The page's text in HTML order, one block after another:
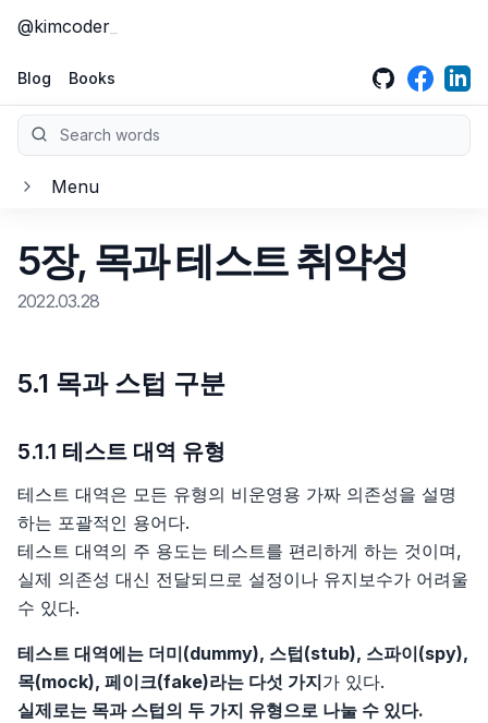
@kimcoder
Blog Books GitHubLinkedIn
Search words
Menu
소개
1부, 소개
4부, 컴포넌트 원칙
5부, 아키텍처
클린 코드
소개
3장, 함수
4장, 주석
5장, 형식 맞추기
7장, 오류 처리
2장 기술지식
3장 커뮤니케이션
4장 제약 조건
6장 호기심
이펙티브 엔지니어
1부, 올바른 마인드셋을 갖춰라
2부, 실행, 실행, 실행
3부, 장기적인 가치를 구축하라
이펙티브 타입스크립트
소개
2장 타입스크립트의 타입 시스템
3장 타입 추론
5장 any 다루기
웹 개발자를 위한 자바스크립트의 모든 것
소개
1장 ES2015부터 ES2020까지 그리고 그 이후의 새로운
장난감
2장 블록 스코프 선언: let과 const
3장 새로운 함수 기능
함수형 사고
소개
2장, 전환
러닝 고
2장 기본 데이터 타입과 선언
리팩터링
소개
소프트웨어 아키텍처 101
5장, 목과 테스트 취약성
2022.03.28
5.1 목과 스텁 구분
5.1.1 테스트 대역 유형
테스트 대역은 모든 유형의 비운영용 가짜 의존성을 설명
하는 포괄적인 용어다.
테스트 대역의 주 용도는 테스트를 편리하게 하는 것이며,
실제 의존성 대신 전달되므로 설정이나 유지보수가 어려울
수 있다.
테스트 대역에는 더미(dummy), 스텁(stub), 스파이(spy),
목(mock), 페이크(fake)라는 다섯 가지가 있다.
실제로는 목과 스텁의 두 가지 유형으로 나눌 수 있다.